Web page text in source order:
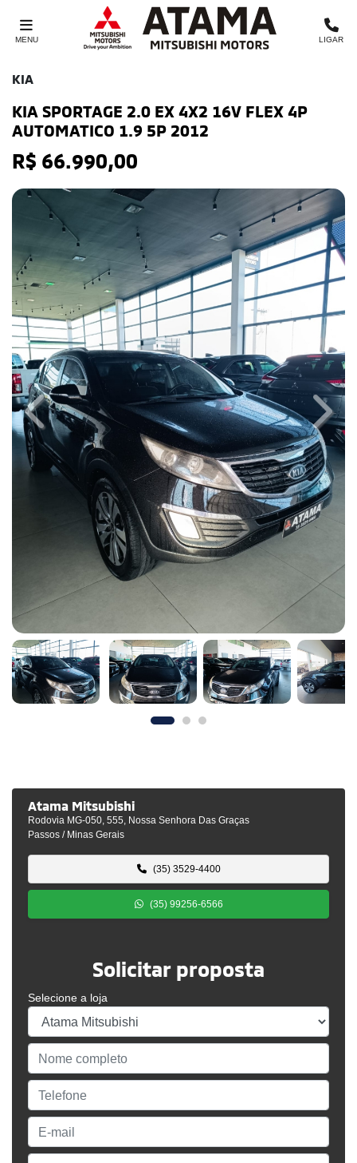
MENU LIGAR
KIA
KIA SPORTAGE 2.0 EX 4X2 16V FLEX 4P
AUTOMATICO 1.9 5P 2012
R$ 66.990,00
Previous Next
Atama Mitsubishi
Rodovia MG-050, 555, Nossa Senhora Das Graças
Passos / Minas Gerais
(35) 3529-4400
(35) 99256-6566
Solicitar proposta
Selecione a loja